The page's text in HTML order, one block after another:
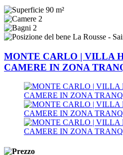
90 m²
2
2
La Rousse -
MONTE CARLO | VILLA
CAMERE IN ZONA